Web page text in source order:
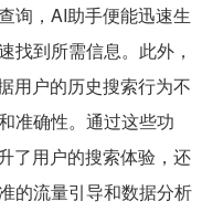
询，AI助手便能迅速生
找到所需信息。此外，
用户的历史搜索行为不
准确性。通过这些功
了用户的搜索体验，还
的流量引导和数据分析